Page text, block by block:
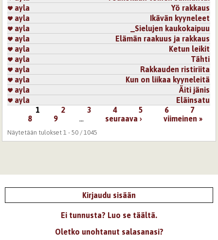
ayla
Yö rakkaus
ayla
Ikävän kyyneleet
ayla
_Sielujen kaukokaipuu
ayla
Elämän raakuus ja rakkaus
ayla
Ketun leikit
ayla
Tähti
ayla
Rakkauden ristiriita
ayla
Kun on liikaa kyyneleitä
ayla
Äiti jänis
ayla
Eläinsatu
1 2 3 4 5 6
7
8
9 … seuraava › viimeinen »
Näytetään tulokset 1 - 50 / 1045
Kirjaudu sisään
Ei tunnusta? Luo se täältä.
Oletko unohtanut salasanasi?